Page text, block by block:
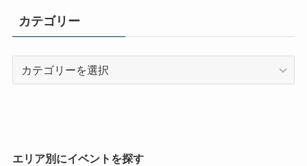
カテゴリー
エリア別にイベントを探す